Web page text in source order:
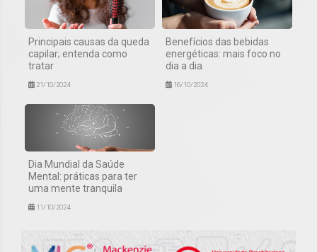
Principais causas da queda
capilar; entenda como
tratar
21/10/2024
Benefícios das bebidas
energéticas: mais foco no
dia a dia
16/10/2024
Dia Mundial da Saúde
Mental: práticas para ter
uma mente tranquila
11/10/2024